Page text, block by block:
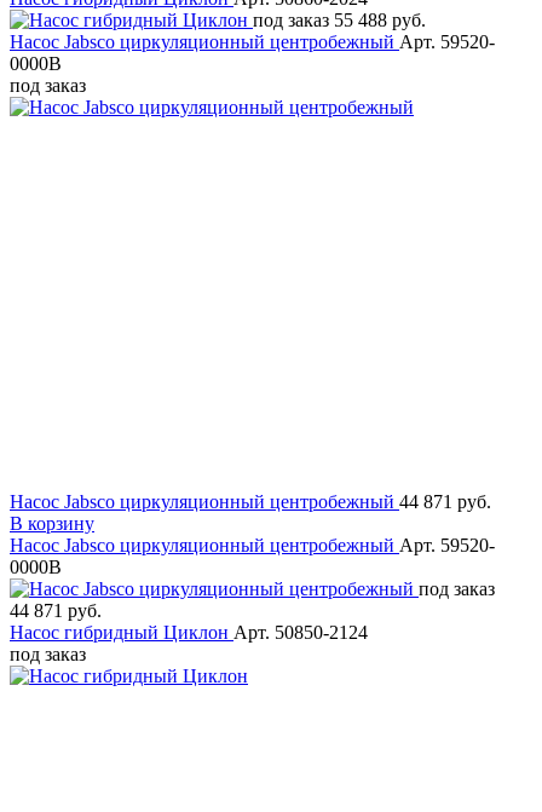
под заказ 55 488 руб.
Насос Jabsco циркуляционный центробежный Арт. 59520-
0000B
под заказ
Насос Jabsco циркуляционный центробежный 44 871 руб.
В корзину
Насос Jabsco циркуляционный центробежный Арт. 59520-
0000B
под заказ
44 871 руб.
Насос гибридный Циклон Арт. 50850-2124
под заказ